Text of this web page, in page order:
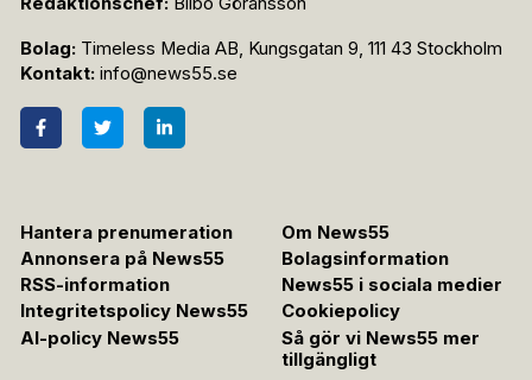
Bolag: Timeless Media AB, Kungsgatan 9, 111 43 Stockholm
Kontakt: info@news55.se
Hantera prenumeration
Om News55
Annonsera på News55
Bolagsinformation
RSS-information
News55 i sociala medier
Integritetspolicy News55
Cookiepolicy
AI-policy News55
Så gör vi News55 mer
tillgängligt